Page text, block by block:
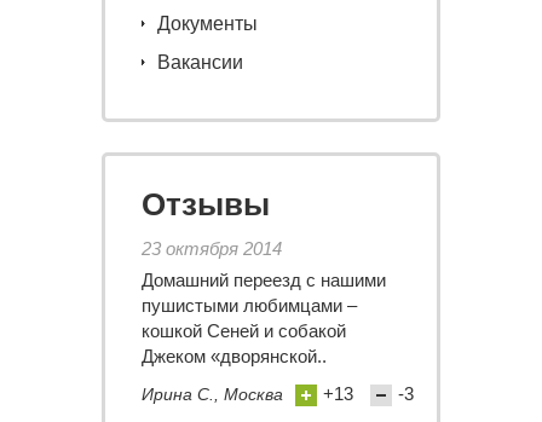
Документы
Вакансии
Отзывы
23 октября 2014
Домашний переезд с нашими
пушистыми любимцами –
кошкой Сеней и собакой
Джеком «дворянской..
Ирина С., Москва +13 -3